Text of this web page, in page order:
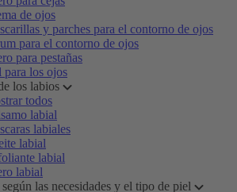
de ojos
y parches para el contorno de ojos
para el contorno de ojos
para pestañas
para los ojos
los labios
todos
labial
labiales
labial
labial
labial
las necesidades y el tipo de piel